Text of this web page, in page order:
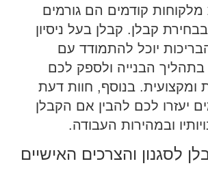
מלקוחות קודמים הם גורמים
קבלן. קבלן בעל ניסיון
יוכל להתמודד עם
בתהליך הבנייה ולספק לכם
ומקצועית. בנוסף, חוות דעת
יעזרו לכם להבין אם הקבלן
ובמהירות העבודה.
לסגנון והצרכים האישיים